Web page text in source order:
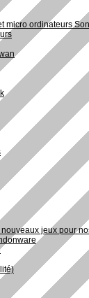
micro ordinateurs
jeux pour